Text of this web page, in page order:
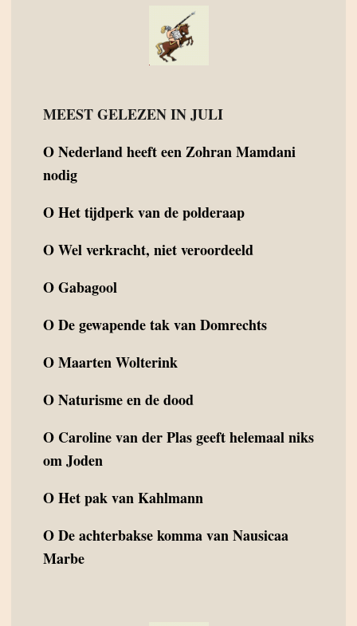
MEEST GELEZEN IN JULI
ONederland heeft een Zohran Mamdani
nodig
OHet tijdperk van de polderaap
OWel verkracht, niet veroordeeld
OGabagool
ODe gewapende tak van Domrechts
OMaarten Wolterink
ONaturisme en de dood
O Caroline van der Plas geeft helemaal niks
om Joden
OHet pak van Kahlmann
ODe achterbakse komma van Nausicaa
Marbe